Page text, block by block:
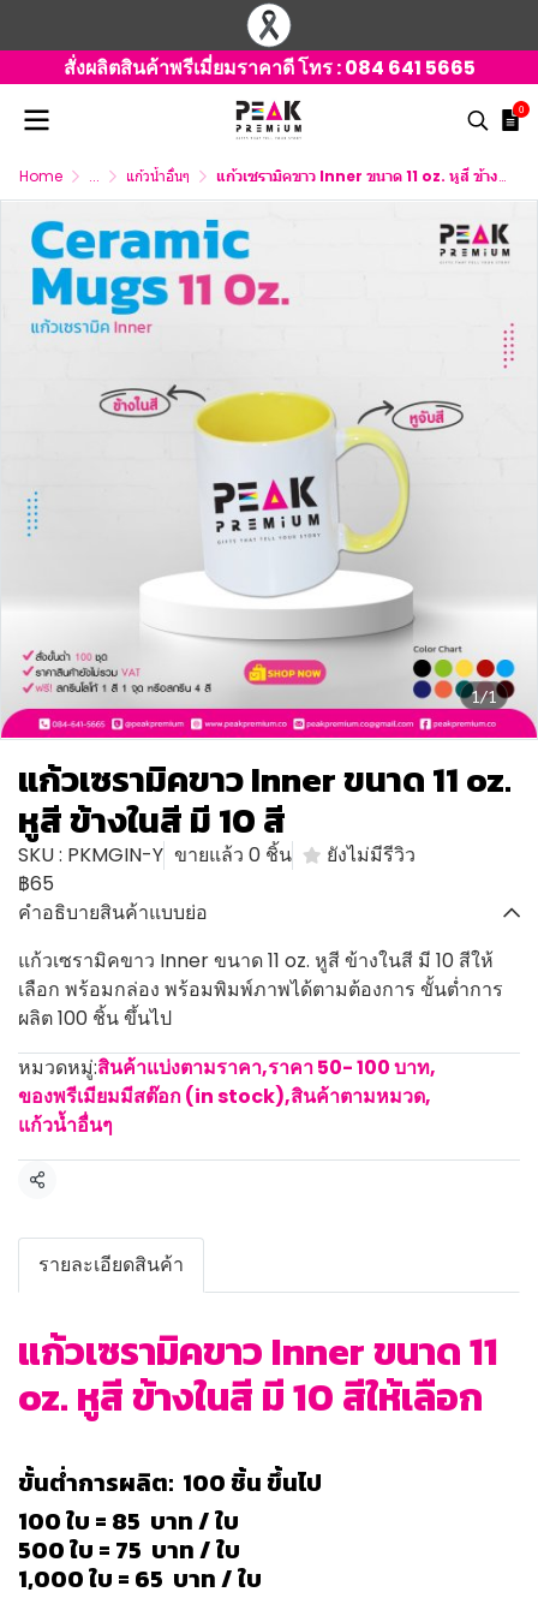
สั่งผลิตสินค้าพรีเมี่ยมราคาดี โทร :084 641 5665
0
Home ... แก้วน้ำอื่นๆ แก้วเซรามิคขาว Inner ขนาด 11 oz. หูสี ข้างในสี มี 10 สี
1/1
แก้วเซรามิคขาว Inner ขนาด 11 oz.
หูสี ข้างในสี มี 10 สี
SKU : PKMGIN-Y ขายแล้ว 0 ชิ้น
ยังไม่มีรีวิว
฿65
คำอธิบายสินค้าแบบย่อ
แก้วเซรามิคขาว Inner ขนาด 11 oz. หูสี ข้างในสี มี 10 สีให้
เลือก พร้อมกล่อง พร้อมพิมพ์ภาพได้ตามต้องการ ขั้นต่ำการ
ผลิต 100 ชิ้น ขึ้นไป
หมวดหมู่:สินค้าแบ่งตามราคา,ราคา 50- 100 บาท,
ของพรีเมียมมีสต๊อก (in stock),สินค้าตามหมวด,
แก้วน้ำอื่นๆ
แชร์
รายละเอียดสินค้า
แก้วเซรามิคขาว Inner ขนาด 11
oz. หูสี ข้างในสี มี 10 สีให้เลือก
ขั้นต่ำการผลิต: 100 ชิ้น ขึ้นไป
100 ใบ = 85 บาท / ใบ
500 ใบ = 75 บาท / ใบ
1,000 ใบ = 65 บาท / ใบ